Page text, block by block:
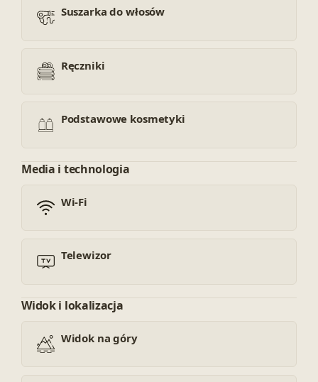
Suszarka do włosów
Ręczniki
Podstawowe kosmetyki
Media i technologia
Wi-Fi
Telewizor
Widok i lokalizacja
Widok na góry